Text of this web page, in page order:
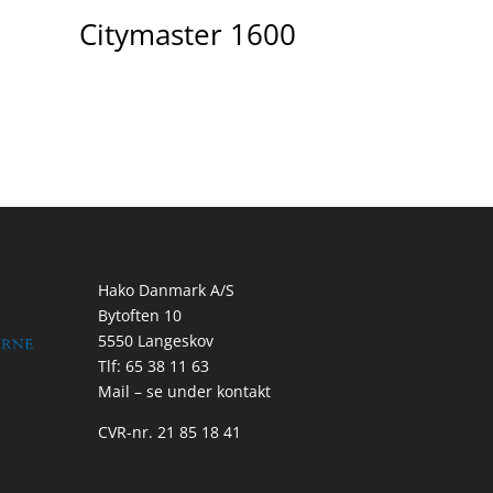
Citymaster 1600
Hako Danmark A/S
Bytoften 10
5550 Langeskov
Tlf: 65 38 11 63
Mail – se under kontakt
CVR-nr. 21 85 18 41